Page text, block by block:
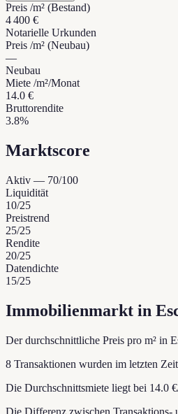
Preis /m² (Bestand)
4 400 €
Notarielle Urkunden
Preis /m² (Neubau)
—
Neubau
Miete /m²/Monat
14.0 €
Bruttorendite
3.8%
Marktscore
Aktiv — 70/100
Liquidität
10/25
Preistrend
25/25
Rendite
20/25
Datendichte
15/25
Immobilienmarkt in
Der durchschnittliche Preis pro m² in
8 Transaktionen wurden im letzten
Die Durchschnittsmiete liegt bei 14.0
Die Differenz zwischen Transaktions-